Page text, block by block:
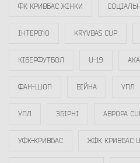
ФК КРИВБАС ЖІНКИ
ІНТЕРВ`Ю KRYVBAS CUP
КІБЕРФУТБОЛ U-19
ФАН-ШОП ВІЙНА УПЛ
УПЛ ЗБІРНІ АВРОРА
УФК-КРИВБАС ЖФК КРИВБАС